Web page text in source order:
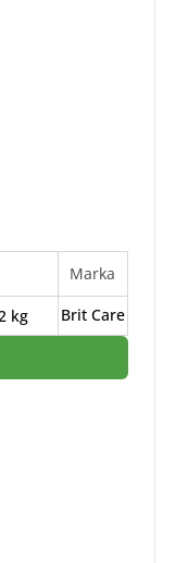
Marka
kg Brit Care